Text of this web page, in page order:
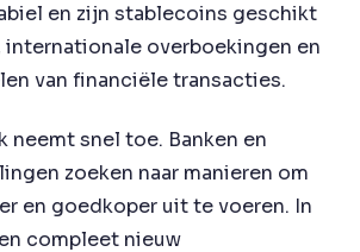
en zijn stablecoins geschikt
overboekingen en
van financiële transacties.
neemt snel toe. Banken en
zoeken naar manieren om
en goedkoper uit te voeren. In
compleet nieuw